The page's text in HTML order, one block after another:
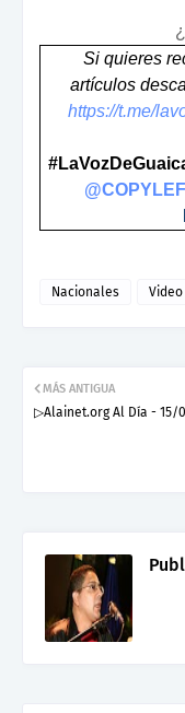
Si quieres
artículos
https://t.me/
Nacionales Video
MÁS ANTIGUA
▷Alainet.org Al Día - 15/